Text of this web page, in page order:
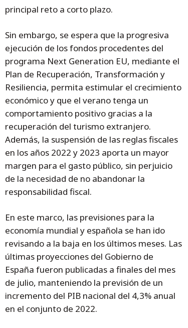
principal reto a corto plazo.
Sin embargo, se espera que la progresiva
ejecución de los fondos procedentes del
programa Next Generation EU, mediante el
Plan de Recuperación, Transformación y
Resiliencia, permita estimular el crecimiento
económico y que el verano tenga un
comportamiento positivo gracias a la
recuperación del turismo extranjero.
Además, la suspensión de las reglas fiscales
en los años 2022 y 2023 aporta un mayor
margen para el gasto público, sin perjuicio
de la necesidad de no abandonar la
responsabilidad fiscal.
En este marco, las previsiones para la
economía mundial y española se han ido
revisando a la baja en los últimos meses. Las
últimas proyecciones del Gobierno de
España fueron publicadas a finales del mes
de julio, manteniendo la previsión de un
incremento del PIB nacional del 4,3% anual
en el conjunto de 2022.